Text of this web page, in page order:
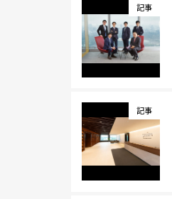
記事
記事